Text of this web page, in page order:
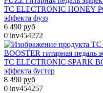
TC ELECTRONIC HONEY
эффекта фузз
6 490 руб
0 inv454272
TC ELECTRONIC SPARK
эффекта бустер
8 490 руб
0 inv454257